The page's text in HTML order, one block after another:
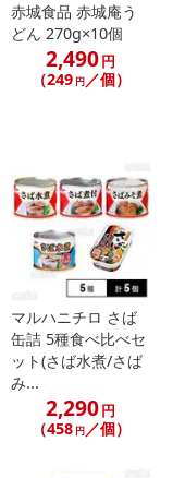
赤城食品 赤城庵う
どん 270g×10個
2,490円
（249 円／個）
マルハニチロ さば
缶詰 5種食べ比べセ
ット(さば水煮/さば
み...
2,290円
（458 円／個）